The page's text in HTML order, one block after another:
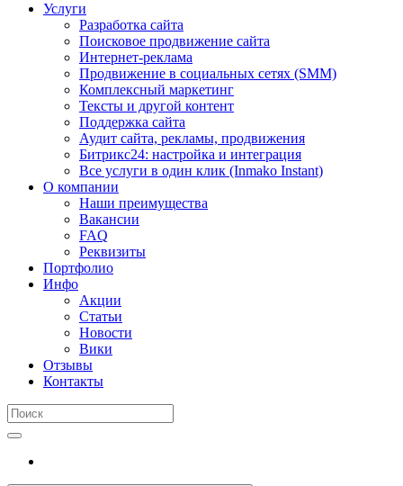
Услуги
Разработка сайта
Поисковое продвижение сайта
Интернет-реклама
Продвижение в социальных сетях (SMM)
Комплексный маркетинг
Тексты и другой контент
Поддержка сайта
Аудит сайта, рекламы, продвижения
Битрикс24: настройка и интеграция
Все услуги в один клик (Inmako Instant)
О компании
Наши преимущества
Вакансии
FAQ
Реквизиты
Портфолио
Инфо
Акции
Статьи
Новости
Вики
Отзывы
Контакты